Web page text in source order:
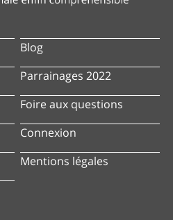
Blog
Parrainages 2022
Foire aux questions
Connexion
Mentions légales